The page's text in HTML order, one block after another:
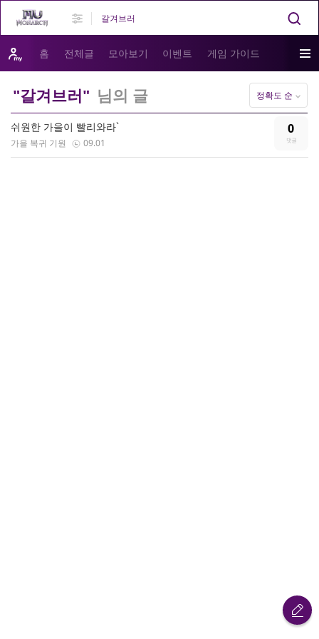
홈 전체글 모아보기 이벤트 게임 가이드
"갈겨브러" 님의 글 정확도 순
쉬원한 가을이 빨리와라` 0
가을 복귀 기원 09.01